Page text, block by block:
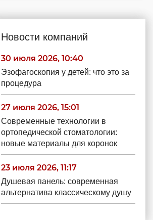
Новости компаний
30 июля 2026, 10:40
Эзофагоскопия у детей: что это за
процедура
27 июля 2026, 15:01
Современные технологии в
ортопедической стоматологии:
новые материалы для коронок
23 июля 2026, 11:17
Душевая панель: современная
альтернатива классическому душу